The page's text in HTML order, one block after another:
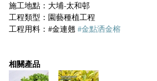
施工地點：大埔-太和邨
工程類型：園藝種植工程
工程用料：#金連翹 #金點洒金榕
相關產品